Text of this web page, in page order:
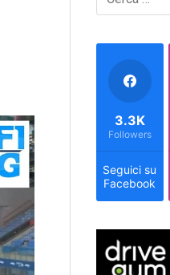
Seguici su
Facebook
3.3K
Followers